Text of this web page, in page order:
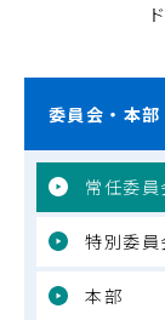
委員会・本部
常任委員
特別委員
本部